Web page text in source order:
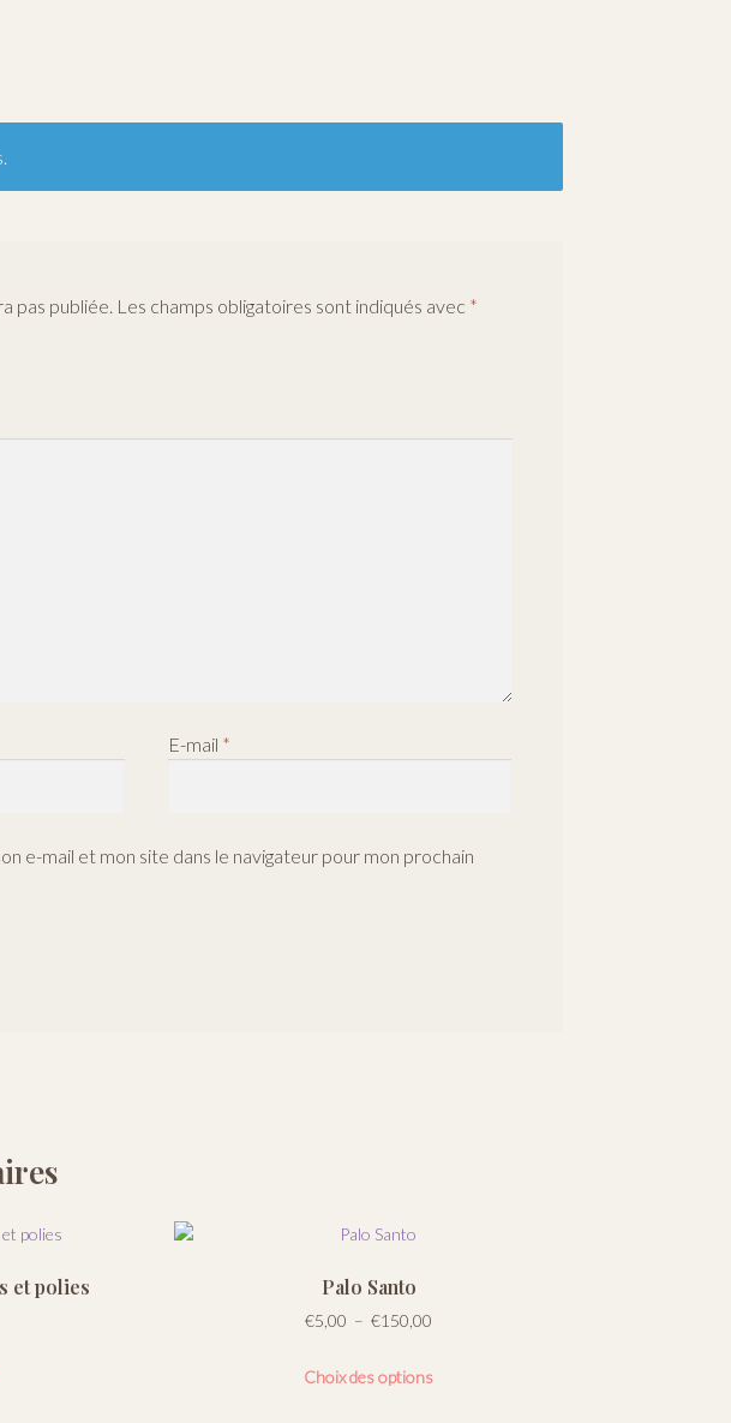
pas publiée. Les champs obligatoires sont indiqués avec *
E-mail *
e-mail et mon site dans le navigateur pour mon prochain
et polies
:
Palo Santo
€5,00 – €150,00
prix :
Choix des options